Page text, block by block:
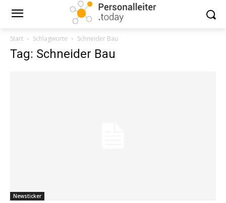
Start Schlagworte Schneider Bau
Tag: Schneider Bau
Newsticker